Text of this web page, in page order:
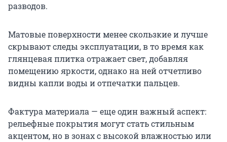
разводов.
Матовые поверхности менее скользкие и лучше
скрывают следы эксплуатации, в то время как
глянцевая плитка отражает свет, добавляя
помещению яркости, однако на ней отчетливо
видны капли воды и отпечатки пальцев.
Фактура материала — еще один важный аспект:
рельефные покрытия могут стать стильным
акцентом, но в зонах с высокой влажностью или